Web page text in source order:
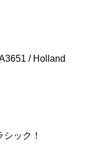
/ Holland
ック！